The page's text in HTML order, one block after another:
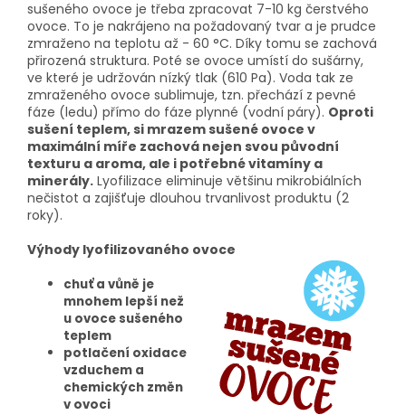
sušeného ovoce je třeba zpracovat 7-10 kg čerstvého
ovoce. To je nakrájeno na požadovaný tvar a je prudce
zmraženo na teplotu až - 60 °C. Díky tomu se zachová
přirozená struktura. Poté se ovoce umístí do sušárny,
ve které je udržován nízký tlak (610 Pa). Voda tak ze
zmraženého ovoce sublimuje, tzn. přechází z pevné
fáze (ledu) přímo do fáze plynné (vodní páry). Oproti
sušení teplem, si mrazem sušené ovoce v
maximální míře zachová nejen svou původní
texturu a aroma, ale i potřebné vitamíny a
minerály. Lyofilizace eliminuje většinu mikrobiálních
nečistot a zajišťuje dlouhou trvanlivost produktu (2
roky).
Výhody lyofilizovaného ovoce
chuť a vůně je
mnohem lepší než
u ovoce sušeného
teplem
potlačení oxidace
vzduchem a
chemických změn
v ovoci